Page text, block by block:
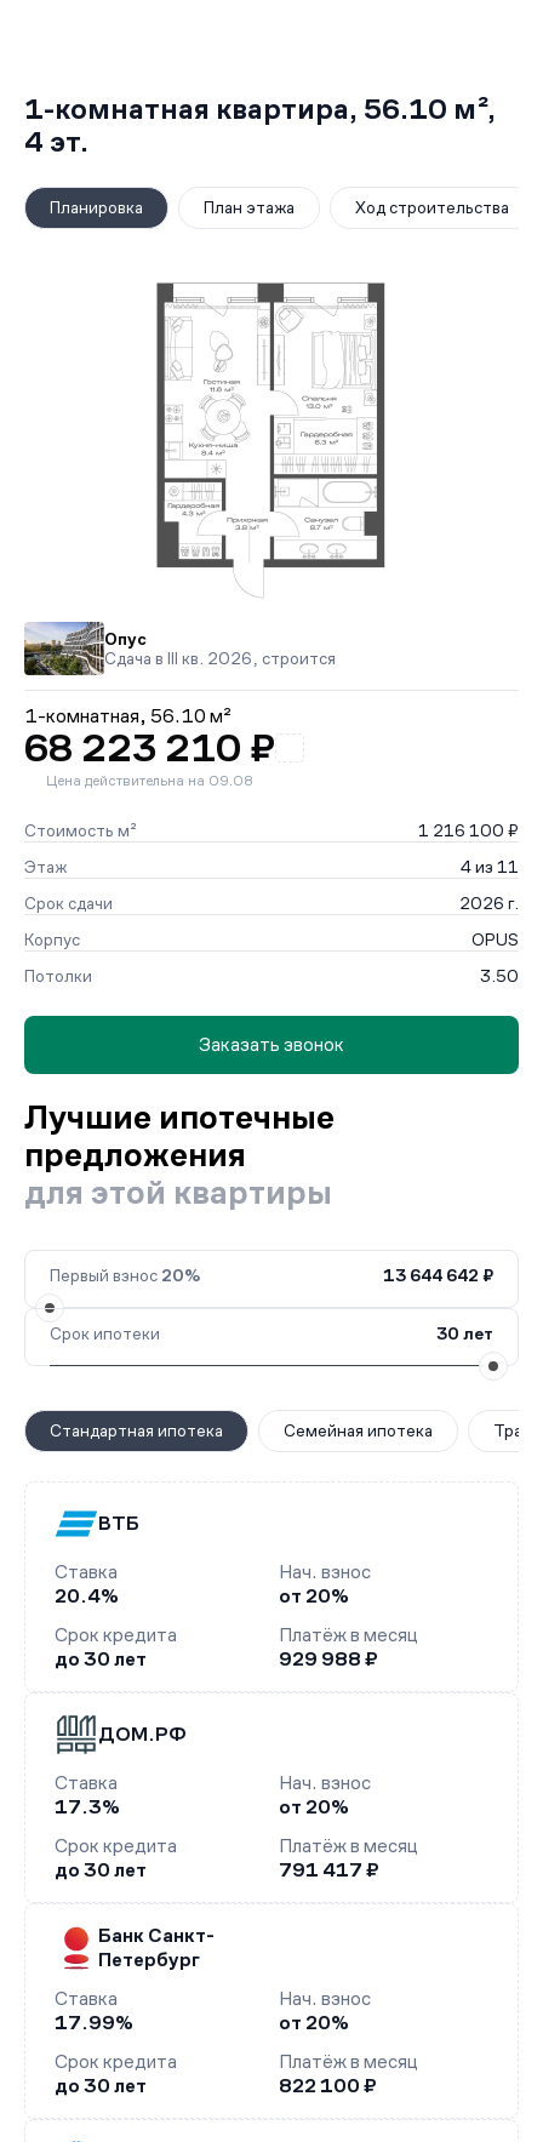
1-комнатная квартира, 56.10 м²,
4 эт.
Планировка План этажа Ход строительства
Опус
Сдача в III кв. 2026, строится
1-комнатная, 56.10 м²
68 223 210 ₽
Цена действительна на 09.08
Стоимость м²
1 216 100 ₽
Этаж
4 из 11
Срок сдачи
2026 г.
Корпус
OPUS
Потолки
3.50
Заказать звонок
Лучшие ипотечные
предложения
для этой квартиры
Первый взнос 20% 13 644 642 ₽
Срок ипотеки 30 лет
Стандартная ипотека Семейная ипотека
ВТБ
Ставка
20.4%
Нач. взнос
от 20%
Срок кредита
до 30 лет
Платёж в месяц
929 988 ₽
ДОМ.РФ
Ставка
17.3%
Нач. взнос
от 20%
Срок кредита
до 30 лет
Платёж в месяц
791 417 ₽
Банк Санкт-
Петербург
Ставка
17.99%
Нач. взнос
от 20%
Срок кредита
до 30 лет
Платёж в месяц
822 100 ₽